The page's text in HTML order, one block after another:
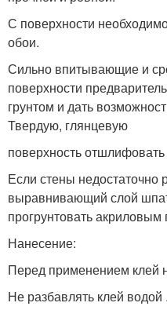
С поверхности
обои.
Сильно впитывающие и
поверхности
грунтом и дать
Твердую, глянцевую
поверхность
Если стены недостаточно
выравнивающий слой
прогрунтовать акриловым
Нанесение:
Перед применением клей
Не разбавлять клей водой .